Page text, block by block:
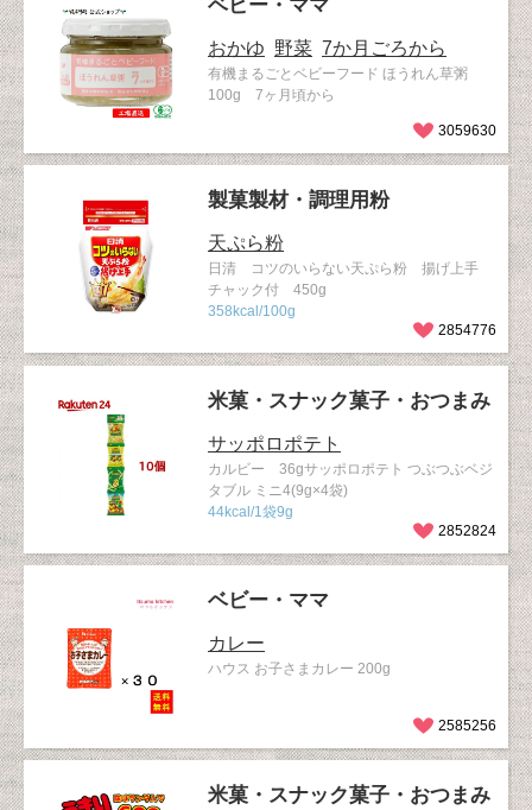
ベビー・ママ
おかゆ 野菜 7か月ごろから
有機まるごとベビーフード ほうれん草粥
100g 7ヶ月頃から
3059630
製菓製材・調理用粉
天ぷら粉
日清 コツのいらない天ぷら粉 揚げ上手
チャック付 450g
358kcal/100g
2854776
米菓・スナック菓子・おつまみ
サッポロポテト
カルビー 36gサッポロポテト つぶつぶベジ
タブル ミニ4(9g×4袋)
44kcal/1袋9g
2852824
ベビー・ママ
カレー
ハウス お子さまカレー 200g
2585256
米菓・スナック菓子・おつまみ